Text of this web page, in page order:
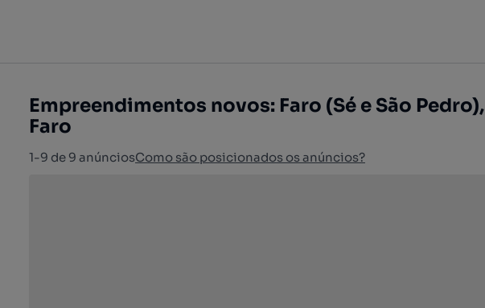
Empreendimentos novos: Faro (Sé e São Pedro),
Faro
1-9 de 9 anúnciosComo são posicionados os anúncios?